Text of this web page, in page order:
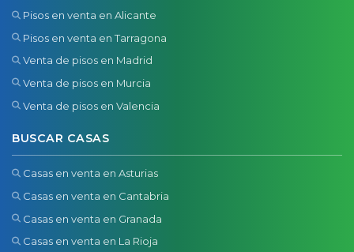
Pisos en venta en Alicante
Pisos en venta en Tarragona
Venta de pisos en Madrid
Venta de pisos en Murcia
Venta de pisos en Valencia
BUSCAR CASAS
Casas en venta en Asturias
Casas en venta en Cantabria
Casas en venta en Granada
Casas en venta en La Rioja